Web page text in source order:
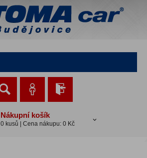
Nákupní košík
0 kusů | Cena nákupu: 0 Kč